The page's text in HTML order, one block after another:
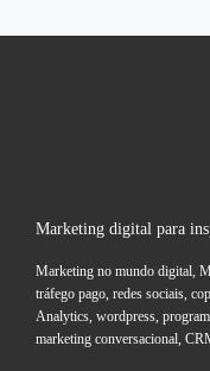
Marketing digital para
Marketing no mundo digital,
tráfego pago, redes sociais,
Analytics, wordpress,
marketing conversacional,